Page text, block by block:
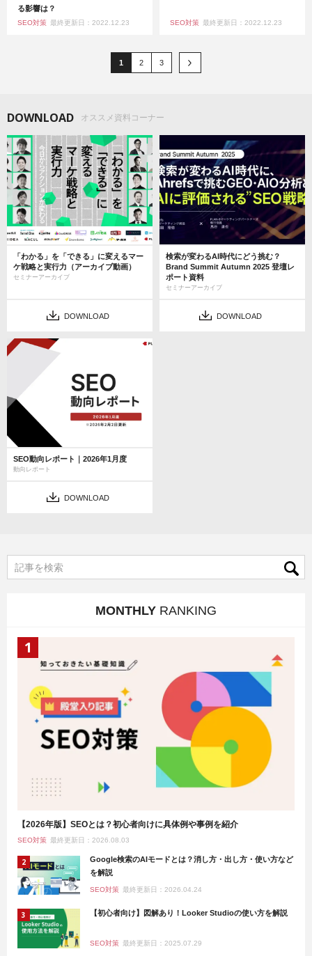
る影響は？
SEO対策 最終更新日：2022.12.23 SEO対策 最終更新日：2022.12.23
1 2 3
DOWNLOAD オススメ資料コーナー
「わかる」を「できる」に変えるマー
ケ戦略と実行力（アーカイブ動画）
セミナーアーカイブ
DOWNLOAD
検索が変わるAI時代にどう挑む？
Brand Summit Autumn 2025 登壇レ
ポート資料
セミナーアーカイブ
DOWNLOAD
SEO動向レポート｜2026年1月度
動向レポート
DOWNLOAD
MONTHLY RANKING
【2026年版】SEOとは？初心者向けに具体例や事例を紹介
SEO対策 最終更新日：2026.08.03
Google検索のAIモードとは？消し方・出し方・使い方など
を解説
SEO対策 最終更新日：2026.04.24
【初心者向け】図解あり！Looker Studioの使い方を解説
SEO対策 最終更新日：2025.07.29